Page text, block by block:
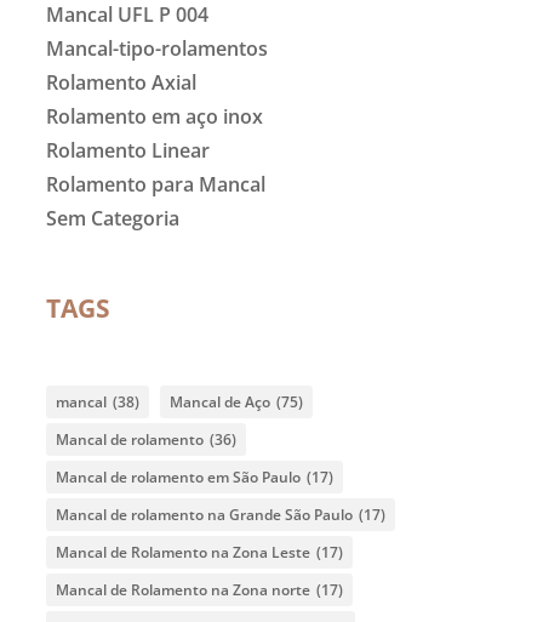
Mancal UFL P 004
Mancal-tipo-rolamentos
Rolamento Axial
Rolamento em aço inox
Rolamento Linear
Rolamento para Mancal
Sem Categoria
TAGS
mancal (38) Mancal de Aço (75)
Mancal de rolamento (36)
Mancal de rolamento em São Paulo (17)
Mancal de rolamento na Grande São Paulo (17)
Mancal de Rolamento na Zona Leste (17)
Mancal de Rolamento na Zona norte (17)